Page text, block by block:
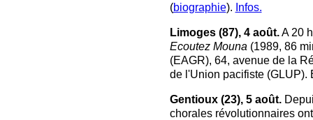
(biographie). Infos.
Limoges (87), 4 août.A 20
Ecoutez Mouna (1989, 86
(EAGR), 64, avenue de la
de l'Union pacifiste (GLUP).
Gentioux (23), 5 août.
chorales révolutionnaires